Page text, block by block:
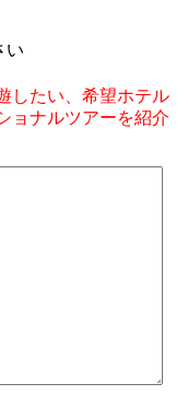
い
したい、希望ホテル
ョナルツアーを紹介